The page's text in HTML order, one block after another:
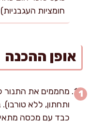
חומציות העגבניות)
אופן ההכנה
ותחתון, ללא
כבד עם מכסה